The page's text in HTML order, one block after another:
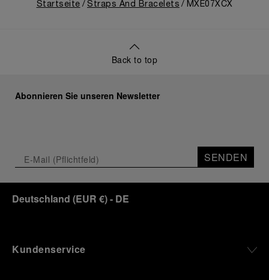
Startseite Straps And Bracelets MXE07XCX
Back to top
Abonnieren Sie unseren Newsletter
SENDEN
Deutschland (EUR €)- DE
Kundenservice